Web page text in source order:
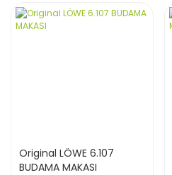
Original LÖWE 6.107
BUDAMA MAKASI